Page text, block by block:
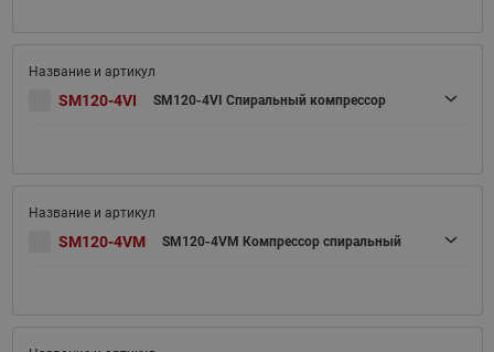
SM120-4VI SM120-4VI Спиральный компрессор
SM120-4VM SM120-4VM Компрессор спиральный